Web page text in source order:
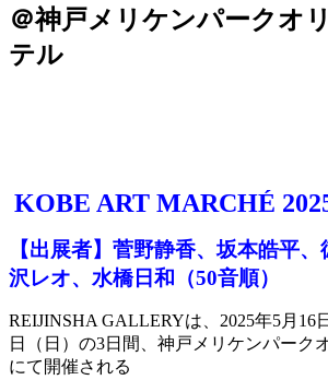
＠神戸メリケンパークオ
テル
KOBE ART MARCHÉ
【出展者】菅野静香、坂本皓平
沢レオ、水橋日和（50音順）
REIJINSHA GALLERYは、2025年5月16
日（日）の3日間、神戸メリケンパーク
にて開催される